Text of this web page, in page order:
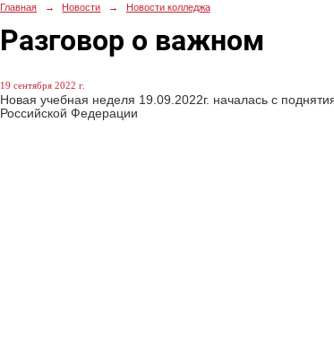
Главная → Новости → Новости колледжа
Разговор о важном
19 сентября 2022 г.
Новая учебная неделя 19.09.2022г. началась с
Российской Федерации